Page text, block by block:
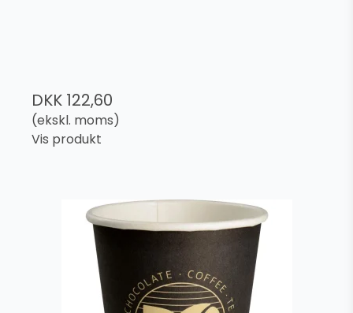
DKK 122,60
(ekskl. moms)
Vis produkt